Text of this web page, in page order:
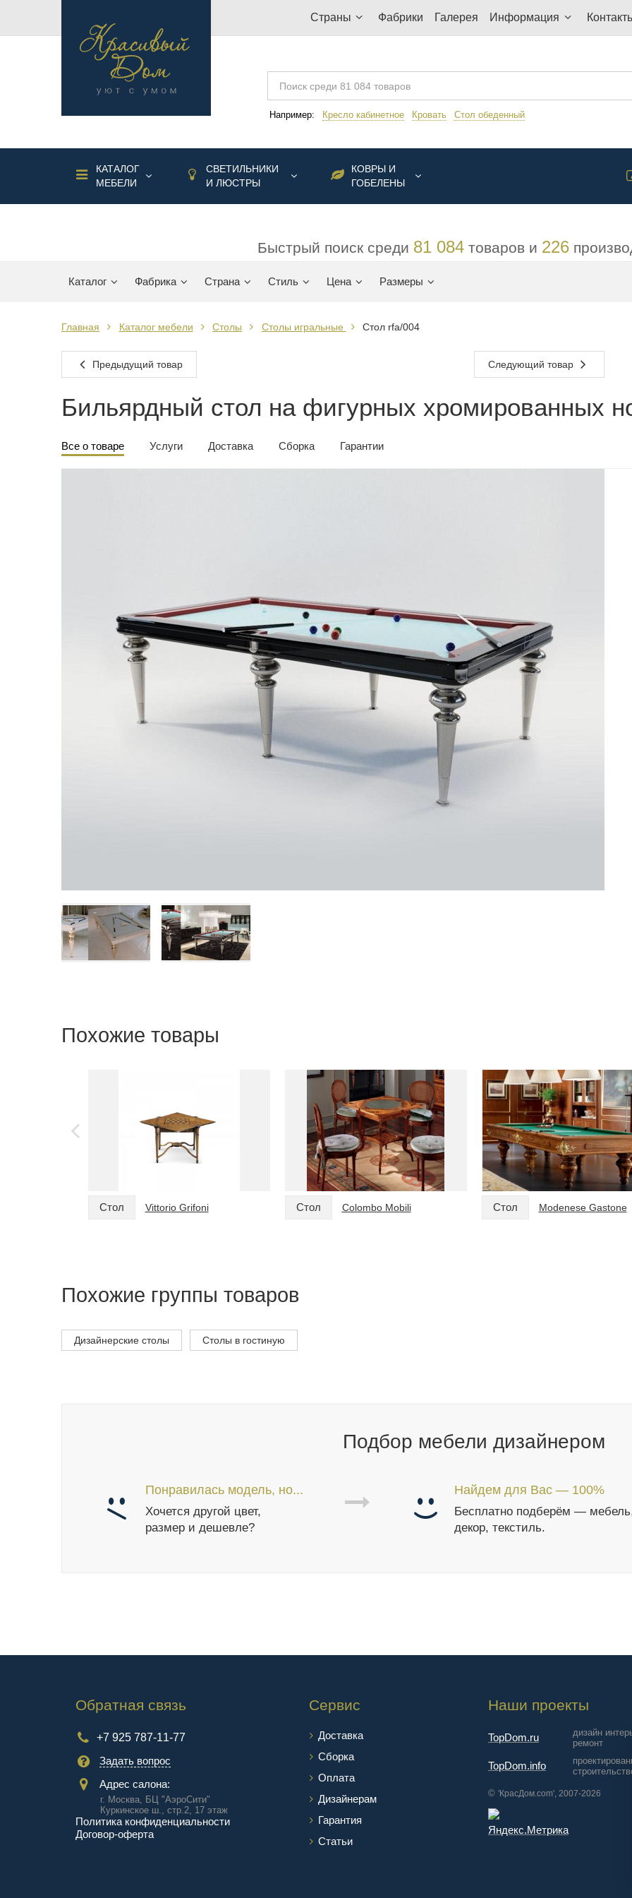
Страны Фабрики Галерея Информация
Например: Кресло кабинетное Кровать Стол обеденный
КАТАЛОГ
МЕБЕЛИ
СВЕТИЛЬНИКИ
И ЛЮСТРЫ
КОВРЫ И
ГОБЕЛЕНЫ
Быстрый поиск среди 81 084товаров и 226
Каталог Фабрика Страна Стиль Цена Размеры
Главная Каталог мебели Столы Столы игральные Стол rfa/004
Предыдущий товар Следующий товар
Бильярдный стол на фигурных хромированных
Все о товаре Услуги Доставка Сборка Гарантии
Похожие товары
Стол Vittorio Grifoni Стол Colombo Mobili Стол Modenese Gastone
Похожие группы товаров
Дизайнерские столы Столы в гостиную
Подбор мебели дизайнером
Понравилась модель, но...
Хочется другой цвет,
размер и дешевле?
Найдем для Вас — 100%
Бесплатно подберём —
декор, текстиль.
Обратная связь
+7 925 787-11-77
Задать вопрос
Адрес салона:
г. Москва, БЦ "АэроCити"
Куркинское ш., стр.2, 17 этаж
Политика конфиденциальности
Договор-оферта
Сервис
Доставка
Сборка
Оплата
Дизайнерам
Гарантия
Cтатьи
Наши проекты
TopDom.ru
дизайн
ремонт
TopDom.info
© 'КрасДом.com', 2007-2026